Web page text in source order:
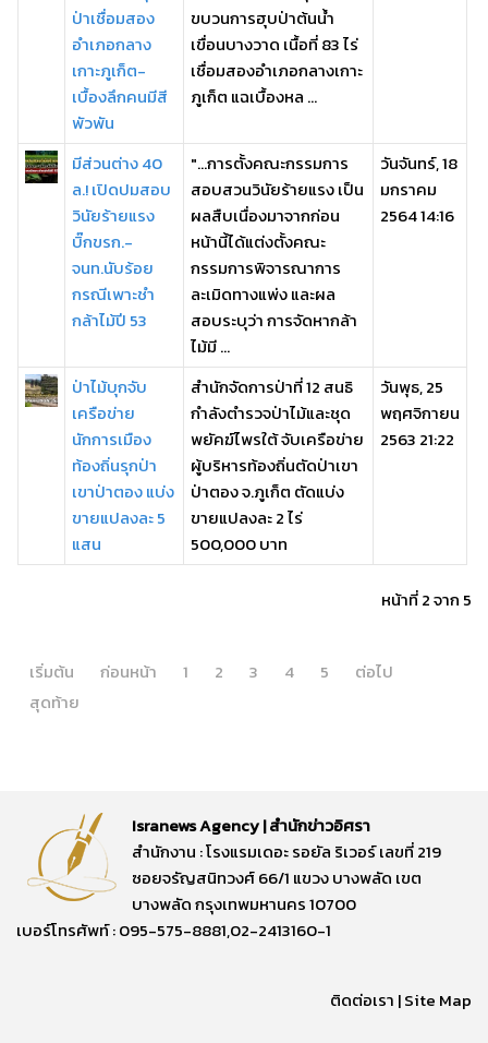
ป่าเชื่อมสอง
อำเภอกลาง
เกาะภูเก็ต-
เบื้องลึกคนมีสี
พัวพัน
ขบวนการฮุบป่าต้นน้ำ
เขื่อนบางวาด เนื้อที่ 83 ไร่
เชื่อมสองอำเภอกลางเกาะ
ภูเก็ต แฉเบื้องหล ...
มีส่วนต่าง 40
ล.! เปิดปมสอบ
วินัยร้ายแรง
บิ๊กขรก.-
จนท.นับร้อย
กรณีเพาะชำ
กล้าไม้ปี 53
"...การตั้งคณะกรรมการ
สอบสวนวินัยร้ายแรง เป็น
ผลสืบเนื่องมาจากก่อน
หน้านี้ได้แต่งตั้งคณะ
กรรมการพิจารณาการ
ละเมิดทางแพ่ง และผล
สอบระบุว่า การจัดหากล้า
ไม้มี ...
วันจันทร์, 18
มกราคม
2564 14:16
ป่าไม้บุกจับ
เครือข่าย
นักการเมือง
ท้องถิ่นรุกป่า
เขาป่าตอง แบ่ง
ขายแปลงละ 5
แสน
สำนักจัดการป่าที่ 12 สนธิ
กำลังตำรวจป่าไม้และชุด
พยัคฆ์ไพรใต้ จับเครือข่าย
ผู้บริหารท้องถิ่นตัดป่าเขา
ป่าตอง จ.ภูเก็ต ตัดแบ่ง
ขายแปลงละ 2 ไร่
500,000 บาท
วันพุธ, 25
พฤศจิกายน
2563 21:22
หน้าที่ 2 จาก 5
เริ่มต้น ก่อนหน้า 1 2 3 4 5
ต่อไป
สุดท้าย
Isranews Agency | สำนักข่าวอิศรา
สำนักงาน : โรงแรมเดอะ รอยัล ริเวอร์ เลขที่ 219
ซอยจรัญสนิทวงศ์ 66/1 แขวง บางพลัด เขต
บางพลัด กรุงเทพมหานคร 10700
เบอร์โทรศัพท์ : 095-575-8881,02-2413160-1
ติดต่อเรา |Site Map